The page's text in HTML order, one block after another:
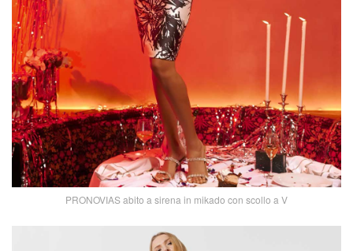
PRONOVIAS abito a sirena in mikado con scollo a V